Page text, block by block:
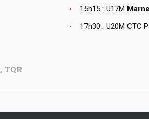
15h15 : U17M
17h30 : U20M CTC
, TQR